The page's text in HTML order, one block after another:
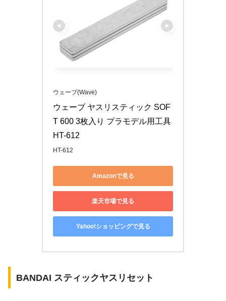
ウェーブ(Wave)
ウェーブ ヤスリスティック SOF
T 600 3枚入り プラモデル用工具
HT-612
HT-612
Amazonで見る
楽天市場で見る
Yahoo!ショッピングで見る
BANDAI スティックヤスリセット